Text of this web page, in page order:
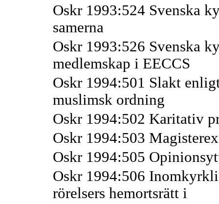
Oskr 1993:524 Svenska
samerna
Oskr 1993:526 Svenska
medlemskap i EECCS
Oskr 1994:501 Slakt
muslimsk ordning
Oskr 1994:502 Karitativ
Oskr 1994:503
Oskr 1994:505
Oskr 1994:506
rörelsers hemortsrätt i